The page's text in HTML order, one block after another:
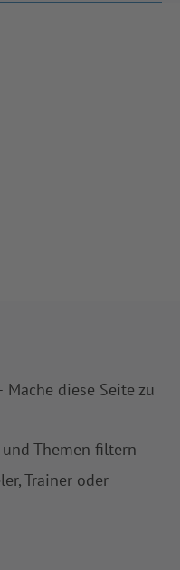
diese Seite zu
Themen filtern
Trainer oder